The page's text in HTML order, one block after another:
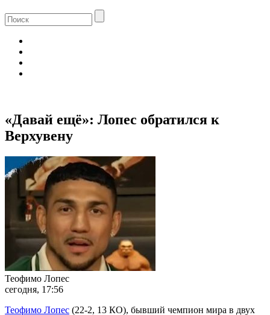
«Давай ещё»: Лопес обратился к
Верхувену
Теофимо Лопес
сегодня, 17:56
Теофимо Лопес (22-2, 13 КО), бывший чемпион мира в двух